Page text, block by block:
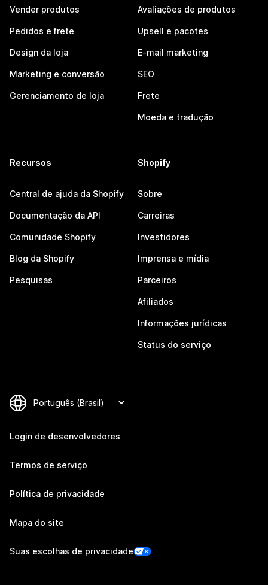
Vender produtos
Pedidos e frete
Design da loja
Marketing e conversão
Gerenciamento de loja
Avaliações de produtos
Upsell e pacotes
E-mail marketing
SEO
Frete
Moeda e tradução
Recursos
Central de ajuda da Shopify
Documentação da API
Comunidade Shopify
Blog da Shopify
Pesquisas
Shopify
Sobre
Carreiras
Investidores
Imprensa e mídia
Parceiros
Afiliados
Informações jurídicas
Status do serviço
Login de desenvolvedores
Termos de serviço
Política de privacidade
Mapa do site
Suas escolhas de privacidade